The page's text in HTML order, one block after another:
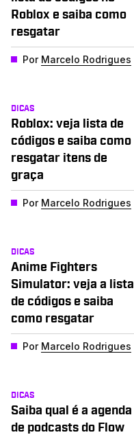
Roblox e saiba como
resgatar
Por Marcelo Rodrigues
DICAS
Roblox: veja lista de
códigos e saiba como
resgatar itens de
graça
Por Marcelo Rodrigues
DICAS
Anime Fighters
Simulator: veja a lista
de códigos e saiba
como resgatar
Por Marcelo Rodrigues
DICAS
Saiba qual é a agenda
de podcasts do Flow